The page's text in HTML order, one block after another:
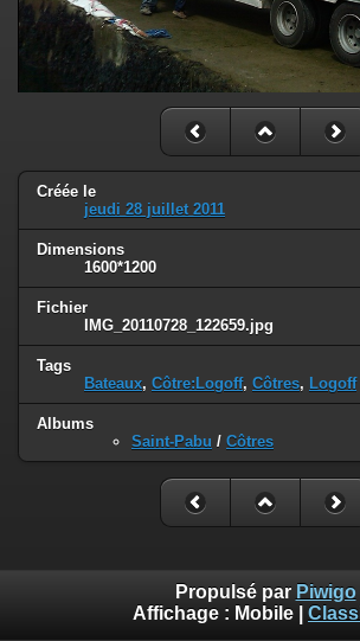
Créée le
jeudi 28 juillet 2011
Dimensions
1600*1200
Fichier
IMG_20110728_122659.jpg
Tags
Bateaux, Côtre:Logoff, Côtres, Logoff
Albums
Saint-Pabu / Côtres
Propulsé par Piwigo
Affichage : Mobile